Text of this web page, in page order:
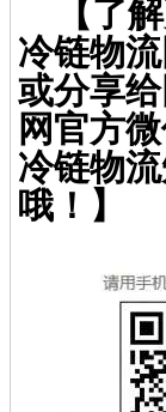
【了
冷链物
或分享
网官方
冷链物
哦！】